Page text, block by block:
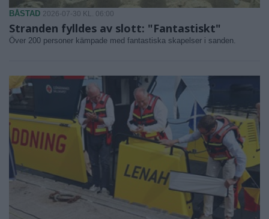
BÅSTAD 2026-07-30 KL. 06:00
Stranden fylldes av slott: "Fantastiskt"
Över 200 personer kämpade med fantastiska skapelser i sanden.